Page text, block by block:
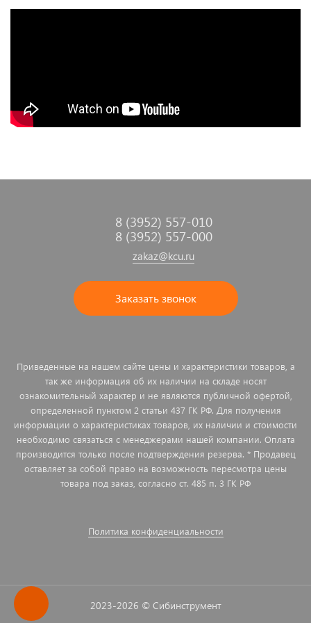
8 (3952) 557-010
8 (3952) 557-000
zakaz@kcu.ru
Заказать звонок
Приведенные на нашем сайте цены и характеристики товаров, а
так же информация об их наличии на складе носят
ознакомительный характер и не являются публичной офертой,
определенной пунктом 2 статьи 437 ГК РФ. Для получения
информации о характеристиках товаров, их наличии и стоимости
необходимо связаться с менеджерами нашей компании. Оплата
производится только после подтверждения резерва. * Продавец
оставляет за собой право на возможность пересмотра цены
товара под заказ, согласно ст. 485 п. 3 ГК РФ
Политика конфиденциальности
2023-2026 © Сибинструмент